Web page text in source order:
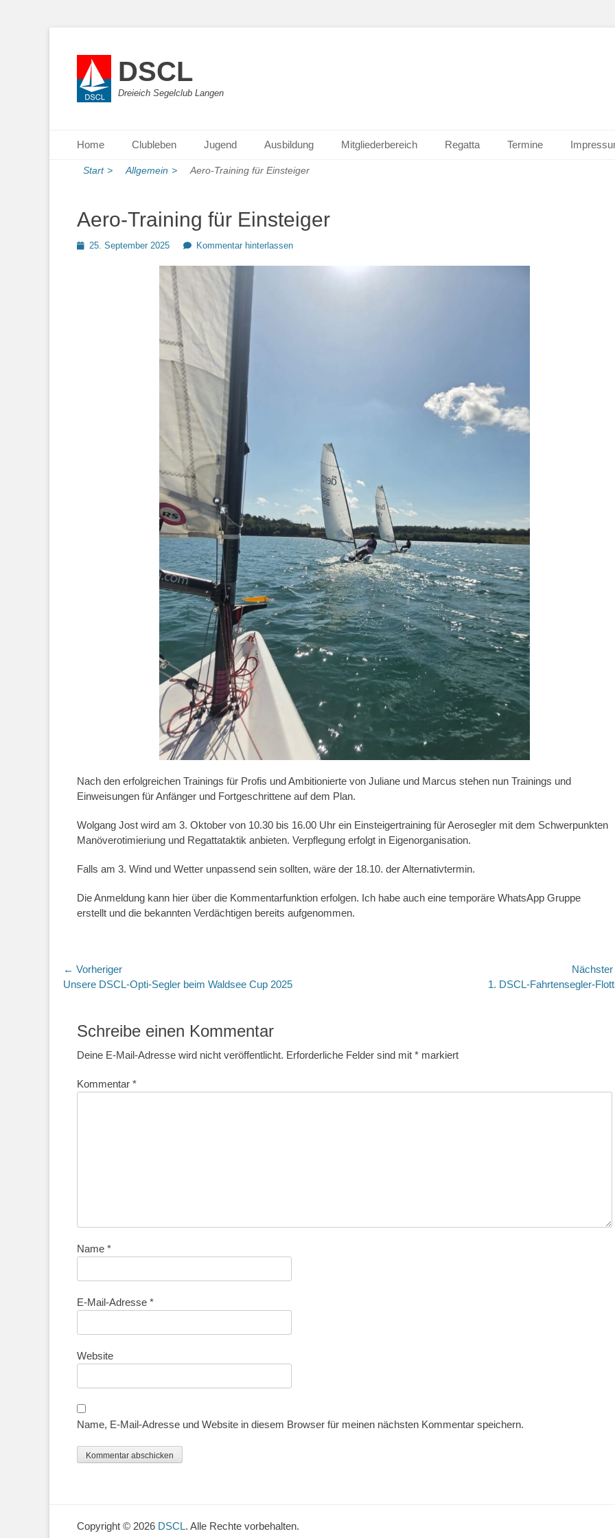
DSCL
Dreieich Segelclub Langen
Primäres Menü
Inhalt
springen
Home Clubleben Jugend Ausbildung Mitgliederbereich Regatta Termine
Start > Allgemein > Aero-Training für Einsteiger
Aero-Training für Einsteiger
Posted25. September 2025 Kommentar hinterlassen
Nach den erfolgreichen Trainings für Profis und Ambitionierte von Juliane und Marcus stehen nun Trainings und
Einweisungen für Anfänger und Fortgeschrittene auf dem Plan.
Wolgang Jost wird am 3. Oktober von 10.30 bis 16.00 Uhr ein Einsteigertraining für Aerosegler mit dem Schwerpunkten
Manöverotimieriung und Regattataktik anbieten. Verpflegung erfolgt in Eigenorganisation.
Falls am 3. Wind und Wetter unpassend sein sollten, wäre der 18.10. der Alternativtermin.
Die Anmeldung kann hier über die Kommentarfunktion erfolgen. Ich habe auch eine temporäre WhatsApp Gruppe
erstellt und die bekannten Verdächtigen bereits aufgenommen.
Beitragsnavigation
← Vorheriger
Vorheriger
Unsere DSCL-Opti-Segler beim Waldsee Cup 2025 1. DSCL-Fahrtensegler-
Schreibe einen Kommentar
Deine E-Mail-Adresse wird nicht veröffentlicht. Erforderliche Felder sind mit * markiert
Kommentar *
Name *
E-Mail-Adresse *
Website
Name, E-Mail-Adresse und Website in diesem Browser für meinen nächsten Kommentar speichern.
Copyright © 2026 DSCL. Alle Rechte vorbehalten.